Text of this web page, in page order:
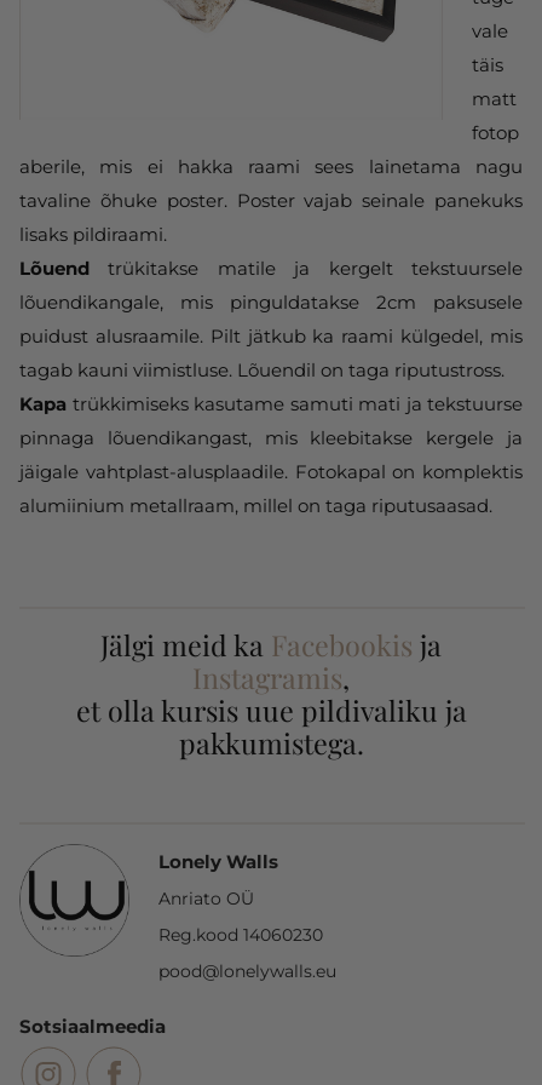
vale
täis
matt
fotop
aberile, mis ei hakka raami sees lainetama nagu
tavaline õhuke poster. Poster vajab seinale panekuks
lisaks pildiraami.
Lõuend trükitakse matile ja kergelt tekstuursele
lõuendikangale, mis pinguldatakse 2cm paksusele
puidust alusraamile. Pilt jätkub ka raami külgedel, mis
tagab kauni viimistluse. Lõuendil on taga riputustross.
Kapa trükkimiseks kasutame samuti mati ja tekstuurse
pinnaga lõuendikangast, mis kleebitakse kergele ja
jäigale vahtplast-alusplaadile. Fotokapal on komplektis
alumiinium metallraam, millel on taga riputusaasad.
Jälgi meid ka Facebookis ja
Instagramis,
et olla kursis uue pildivaliku ja
pakkumistega.
Lonely Walls
Anriato OÜ
Reg.kood 14060230
pood@lonelywalls.eu
Sotsiaalmeedia